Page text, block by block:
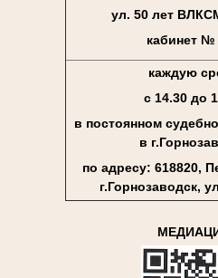
ул. 50 лет
кабинет №
каждую
с 14.30 до
в постоянном
в
по адресу: 618820,
г.Горнозаводск,